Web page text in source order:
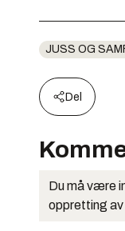
JUSS OG
Del
Du må være
oppretting av